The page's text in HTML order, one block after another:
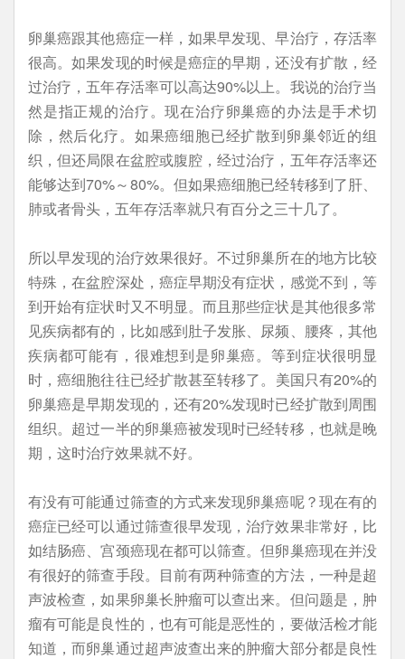
卵巢癌跟其他癌症一样，如果早发现、早治疗，存活率
很高。如果发现的时候是癌症的早期，还没有扩散，经
过治疗，五年存活率可以高达90%以上。我说的治疗当
然是指正规的治疗。现在治疗卵巢癌的办法是手术切
除，然后化疗。如果癌细胞已经扩散到卵巢邻近的组
织，但还局限在盆腔或腹腔，经过治疗，五年存活率还
能够达到70%～80%。但如果癌细胞已经转移到了肝、
肺或者骨头，五年存活率就只有百分之三十几了。
所以早发现的治疗效果很好。不过卵巢所在的地方比较
特殊，在盆腔深处，癌症早期没有症状，感觉不到，等
到开始有症状时又不明显。而且那些症状是其他很多常
见疾病都有的，比如感到肚子发胀、尿频、腰疼，其他
疾病都可能有，很难想到是卵巢癌。等到症状很明显
时，癌细胞往往已经扩散甚至转移了。美国只有20%的
卵巢癌是早期发现的，还有20%发现时已经扩散到周围
组织。超过一半的卵巢癌被发现时已经转移，也就是晚
期，这时治疗效果就不好。
有没有可能通过筛查的方式来发现卵巢癌呢？现在有的
癌症已经可以通过筛查很早发现，治疗效果非常好，比
如结肠癌、宫颈癌现在都可以筛查。但卵巢癌现在并没
有很好的筛查手段。目前有两种筛查的方法，一种是超
声波检查，如果卵巢长肿瘤可以查出来。但问题是，肿
瘤有可能是良性的，也有可能是恶性的，要做活检才能
知道，而卵巢通过超声波查出来的肿瘤大部分都是良性